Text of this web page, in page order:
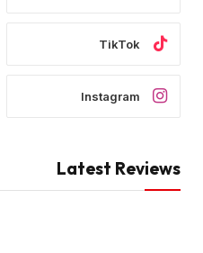
TikTok
Instagram
Latest Reviews